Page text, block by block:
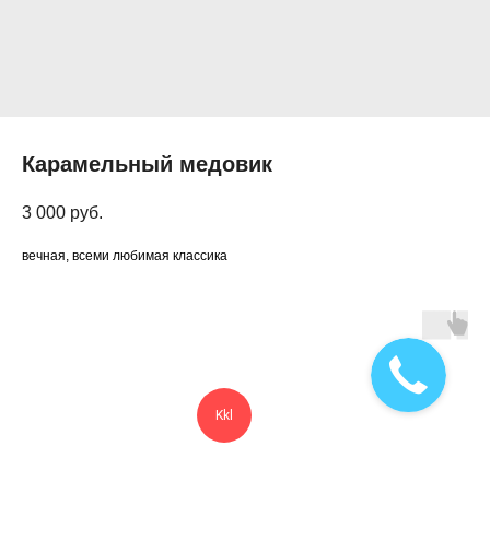
Карамельный медовик
3 000 руб.
вечная, всеми любимая классика
Kkl